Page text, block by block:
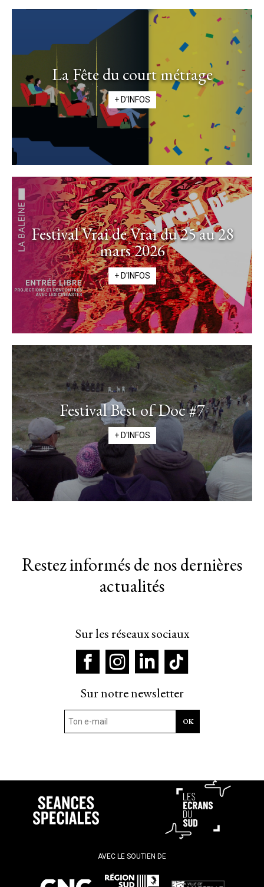
La Fête du court métrage
+ D'INFOS
Festival Vrai de Vrai du 25 au 28
mars 2026
+ D'INFOS
Festival Best of Doc #7
+ D'INFOS
Restez informés de nos dernières
actualités
Sur les réseaux sociaux
Sur notre newsletter
AVEC LE SOUTIEN DE